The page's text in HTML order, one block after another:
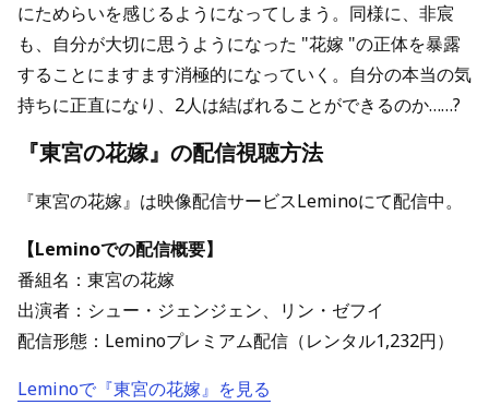
にためらいを感じるようになってしまう。同様に、非宸
も、自分が大切に思うようになった "花嫁 "の正体を暴露
することにますます消極的になっていく。自分の本当の気
持ちに正直になり、2人は結ばれることができるのか……?
『東宮の花嫁』の配信視聴方法
『東宮の花嫁』は映像配信サービスLeminoにて配信中。
【Leminoでの配信概要】
番組名：東宮の花嫁
出演者：シュー・ジェンジェン、リン・ゼフイ
配信形態：Leminoプレミアム配信（レンタル1,232円）
Leminoで『東宮の花嫁』を見る